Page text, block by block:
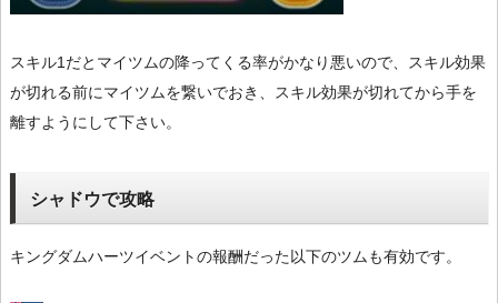
スキル1だとマイツムの降ってくる率がかなり悪いので、スキル効果
が切れる前にマイツムを繋いでおき、スキル効果が切れてから手を
離すようにして下さい。
シャドウで攻略
キングダムハーツイベントの報酬だった以下のツムも有効です。